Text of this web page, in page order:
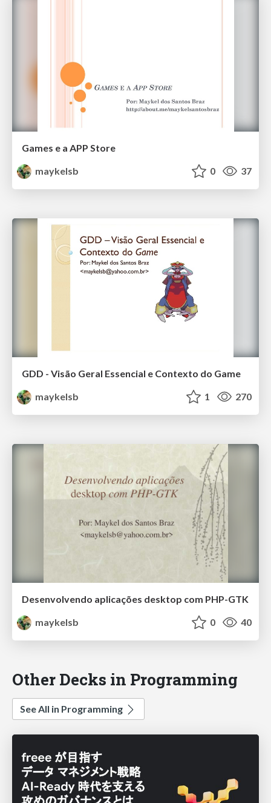
Games e a APP Store
maykelsb
0 37
GDD - Visão Geral Essencial e Contexto do Game
maykelsb
1 270
Desenvolvendo aplicações desktop com PHP-GTK
maykelsb
0 40
Other Decks in Programming
See All in Programming